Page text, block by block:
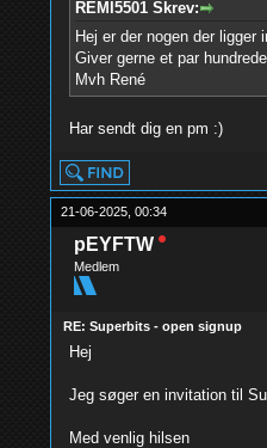
REMI5501 Skrev:
Hej er der nogen der ligger
Giver gerne et par hundrede.
Mvh René
Har sendt dig en pm :)
21-06-2025, 00:34
pEYFTW
Medlem
RE: Superbits - open signup
Hej
Jeg søger en invitation til
Med venlig hilsen